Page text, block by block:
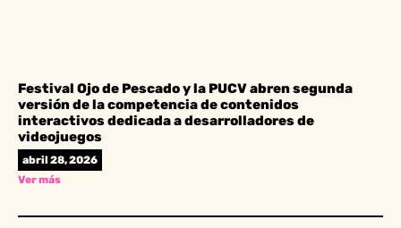
Festival Ojo de Pescado y la PUCV abren segunda
versión de la competencia de contenidos
interactivos dedicada a desarrolladores de
videojuegos
abril 28, 2026
Ver más